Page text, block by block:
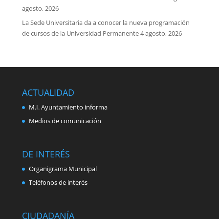
agosto, 2026
La Sede Universitaria da a conocer la nueva programación
de cursos de la Universidad Permanente4 agosto, 2026
ACTUALIDAD
M.I. Ayuntamiento informa
Medios de comunicación
DE INTERÉS
Organigrama Municipal
Teléfonos de interés
CIUDADANÍA